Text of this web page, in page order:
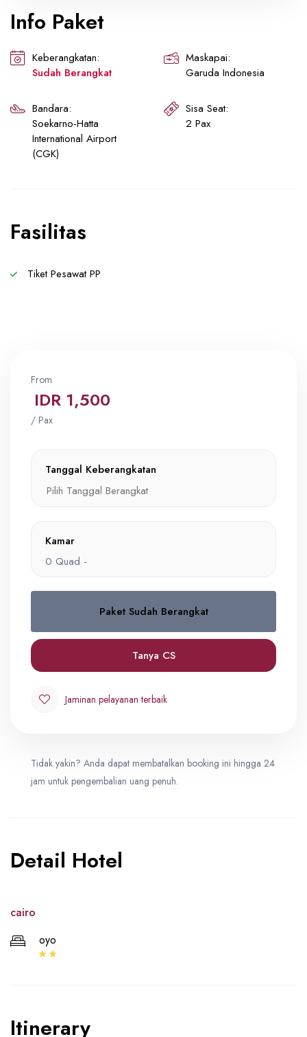
Info Paket
Keberangkatan:
Sudah Berangkat
Maskapai:
Garuda Indonesia
Bandara:
Soekarno-Hatta
International Airport
(CGK)
Sisa Seat:
2 Pax
Fasilitas
Tiket Pesawat PP
From
IDR 1,500
/ Pax
Tanggal Keberangkatan
Kamar
0 Quad -
Quad
IDR 1,500
0
Paket Sudah Berangkat
Tanya CS
Jaminan pelayanan terbaik
Tidak yakin? Anda dapat membatalkan booking ini hingga 24
jam untuk pengembalian uang penuh.
Detail Hotel
cairo
oyo
Itinerary